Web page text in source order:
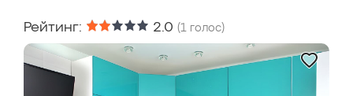
Рейтинг: 2.0 (1 голос)